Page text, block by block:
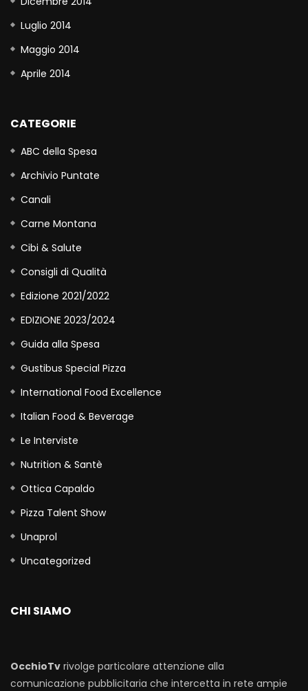
Luglio 2014
Maggio 2014
Aprile 2014
CATEGORIE
ABC della Spesa
Archivio Puntate
Canali
Carne Montana
Cibi & Salute
Consigli di Qualità
Edizione 2021/2022
EDIZIONE 2023/2024
Guida alla Spesa
Gustibus Special Pizza
International Food Excellence
Italian Food & Beverage
Le Interviste
Nutrition & Santè
Ottica Capaldo
Pizza Talent Show
Unaprol
Uncategorized
CHI SIAMO
OcchioTv rivolge particolare attenzione alla
comunicazione pubblicitaria che intercetta in rete ampie